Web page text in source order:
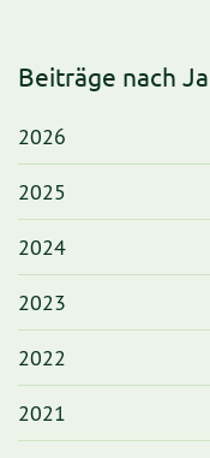
Beiträge nach
2026
2025
2024
2023
2022
2021